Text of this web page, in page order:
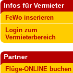
Infos für Vermieter
FeWo inserieren
Login zum
Vermieterbereich
Partner
Flüge-ONLINE buchen